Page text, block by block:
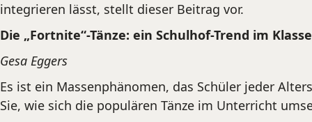
integrieren lässt, stellt dieser Beitrag vor.
Die „Fortnite“-Tänze: ein Schulhof-Trend im
Gesa Eggers
Es ist ein Massenphänomen, das Schüler jeder
Sie, wie sich die populären Tänze im Unterricht